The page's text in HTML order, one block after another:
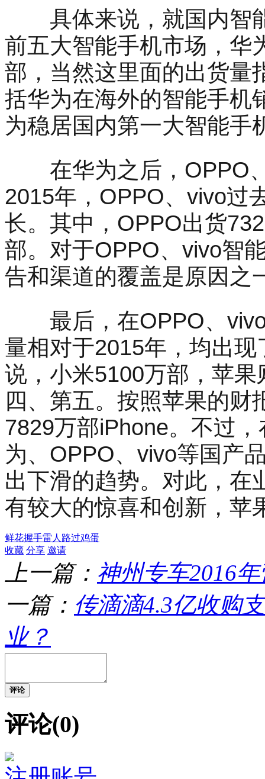
具体来说，就国内智
前五大智能手机市场，华
部，当然这里面的出货量
括华为在海外的智能手机
为稳居国内第一大智能手
在华为之后，OPPO、
2015年，OPPO、vivo过
长。其中，OPPO出货
部。对于OPPO、vivo智
告和渠道的覆盖是原因之
最后，在OPPO、vivo
量相对于2015年，均出
说，小米5100万部，苹
四、第五。按照苹果的财
7829万部iPhone。不过
为、OPPO、vivo等国产
出下滑的趋势。对此，在
有较大的惊喜和创新，苹
鲜花握手雷人 路过鸡蛋
收藏 分享 邀请
上一篇： 神州专车2016
一篇： 传滴滴4.3亿收购
业？
评论
评论(0)